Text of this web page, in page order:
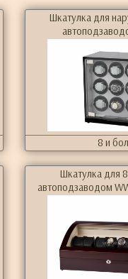
Шкатулка для
8 и
Шкатулка для
автоподзаводом